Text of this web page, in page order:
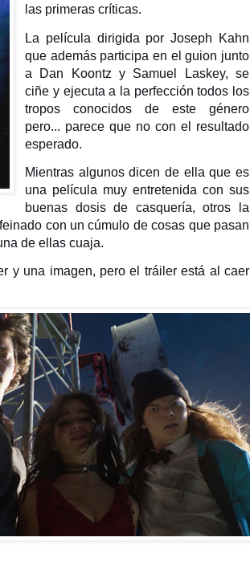
las primeras críticas.
La película dirigida por Joseph Kahn
que además participa en el guion junto
a Dan Koontz y Samuel Laskey, se
ciñe y ejecuta a la perfección todos los
tropos conocidos de este género
pero... parece que no con el resultado
esperado.
Mientras algunos dicen de ella que es
una película muy entretenida con sus
buenas dosis de casquería, otros la
con un cúmulo de cosas que pasan
de ellas cuaja.
y una imagen, pero el tráiler está al caer